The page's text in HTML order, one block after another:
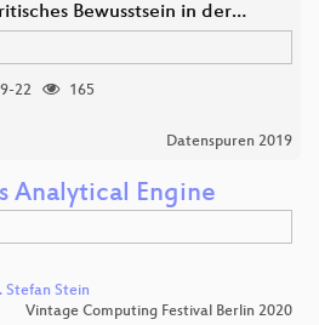
Bewusstsein in der…
22
165
Datenspuren 2019
Analytical Engine
Stefan Stein
Vintage Computing Festival Berlin 2020